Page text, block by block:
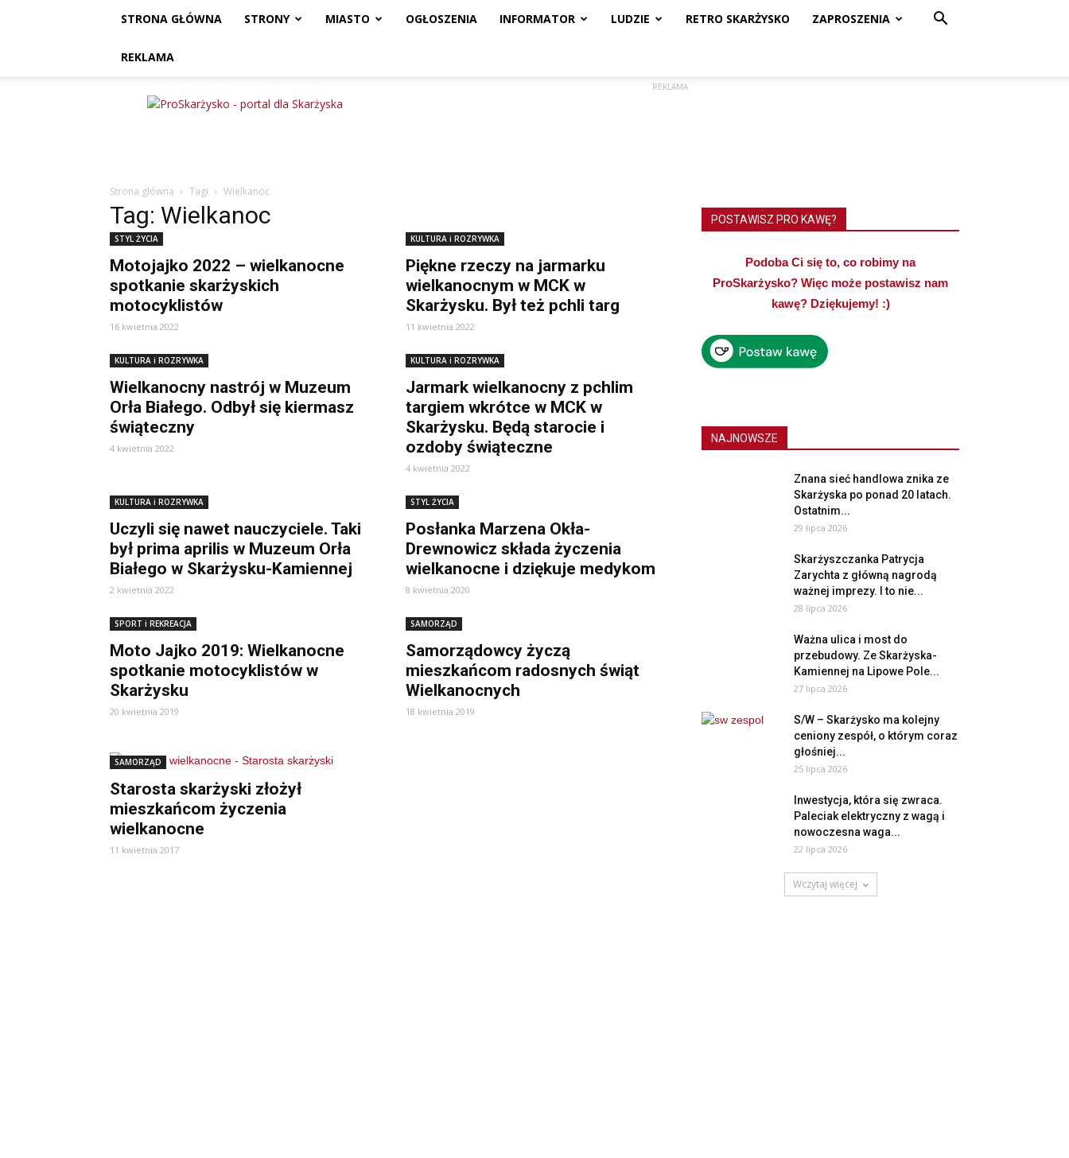
STRONA GŁÓWNA STRONY MIASTO OGŁOSZENIA INFORMATOR LUDZIE RETRO SKARŻYSKO ZAPROSZENIA
REKLAMA
ProSkarżysko
REKLAMA
Strona główna Tagi Wielkanoc
Tag: Wielkanoc
STYL ŻYCIA
Motojajko 2022 – wielkanocne
spotkanie skarżyskich
motocyklistów
16 kwietnia 2022
KULTURA i ROZRYWKA
Piękne rzeczy na jarmarku
wielkanocnym w MCK w
Skarżysku. Był też pchli targ
11 kwietnia 2022
KULTURA i ROZRYWKA
Wielkanocny nastrój w Muzeum
Orła Białego. Odbył się kiermasz
świąteczny
4 kwietnia 2022
KULTURA i ROZRYWKA
Jarmark wielkanocny z pchlim
targiem wkrótce w MCK w
Skarżysku. Będą starocie i
ozdoby świąteczne
4 kwietnia 2022
KULTURA i ROZRYWKA
Uczyli się nawet nauczyciele. Taki
był prima aprilis w Muzeum Orła
Białego w Skarżysku-Kamiennej
2 kwietnia 2022
STYL ŻYCIA
Posłanka Marzena Okła-
Drewnowicz składa życzenia
wielkanocne i dziękuje medykom
8 kwietnia 2020
SPORT i REKREACJA
Moto Jajko 2019: Wielkanocne
spotkanie motocyklistów w
Skarżysku
20 kwietnia 2019
SAMORZĄD
Samorządowcy życzą
mieszkańcom radosnych świąt
Wielkanocnych
18 kwietnia 2019
SAMORZĄD
Starosta skarżyski złożył
mieszkańcom życzenia
wielkanocne
11 kwietnia 2017
POSTAWISZ PRO KAWĘ?
Podoba Ci się to, co robimy na
ProSkarżysko? Więc może postawisz nam
kawę? Dziękujemy! :)
NAJNOWSZE
Znana sieć handlowa znika ze
Skarżyska po ponad 20 latach.
Ostatnim...
29 lipca 2026
Skarżyszczanka Patrycja
Zarychta z główną nagrodą
ważnej imprezy. I to nie...
28 lipca 2026
Ważna ulica i most do
przebudowy. Ze Skarżyska-
Kamiennej na Lipowe Pole...
27 lipca 2026
S/W – Skarżysko ma kolejny
ceniony zespół, o którym coraz
głośniej...
25 lipca 2026
Inwestycja, która się zwraca.
Paleciak elektryczny z wagą i
nowoczesna waga...
22 lipca 2026
Wczytaj więcej